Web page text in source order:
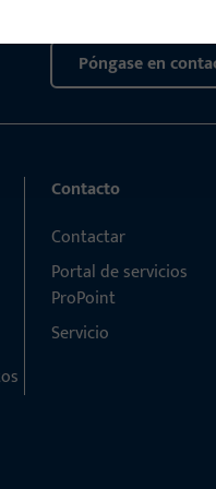
Póngase en
Contacto
Contactar
Portal de servicios
ProPoint
Servicio